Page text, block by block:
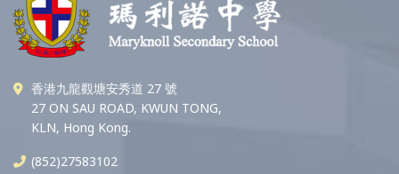
香港九龍觀塘安秀道 27 號
27 ON SAU ROAD, KWUN TONG,
KLN, Hong Kong.
(852)27583102